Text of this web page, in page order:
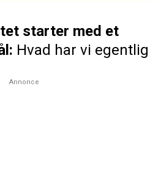
starter med et
Hvad har vi egentlig
Annonce